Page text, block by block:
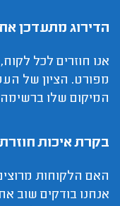
הדירוג מתעדכן
אנו חוזרים לכל
מפורט. הציון של
המיקום שלו
בקרת איכות חוזרת
האם הלקוחות
אנחנו בודקים שוב